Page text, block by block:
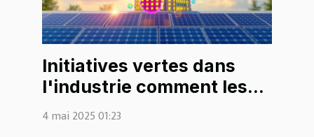
Initiatives vertes dans
l'industrie comment les
entreprises réduisent leur
4 mai 2025 01:23